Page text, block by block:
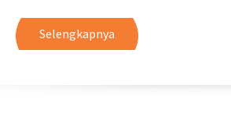
Selengkapnya